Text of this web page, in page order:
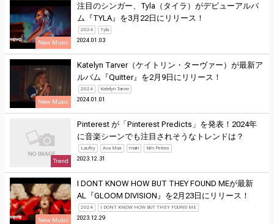
New Music
注目のシンガー、Tyla（タイラ）がデビューアルバ
ム『TYLA』を3月22日にリリース！
2024 Tyla
2024.01.03
New Music
Katelyn Tarver（ケイトリン・ターヴァー）が最新ア
ルバム『Quitter』を2月9日にリリース！
2024 Katelyn Tarver
2024.01.01
Trend
Pinterest が「Pinterest Predicts」を発表！2024年
に音楽シーンでも注目されそうなトレンドは？
Laufey Ava Max main Kim Petras
2023.12.31
New Music
I DONT KNOW HOW BUT THEY FOUND MEが最新
AL『GLOOM DIVISION』を2月23日にリリース！
2024 I DONT KNOW HOW BUT THEY FOUND ME
2023.12.29